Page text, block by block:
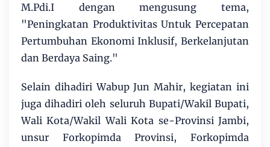
M.Pdi.I dengan mengusung tema,
"Peningkatan Produktivitas Untuk Percepatan
Pertumbuhan Ekonomi Inklusif, Berkelanjutan
dan Berdaya Saing."
Selain dihadiri Wabup Jun Mahir, kegiatan ini
juga dihadiri oleh seluruh Bupati/Wakil Bupati,
Wali Kota/Wakil Wali Kota se-Provinsi Jambi,
unsur Forkopimda Provinsi, Forkopimda